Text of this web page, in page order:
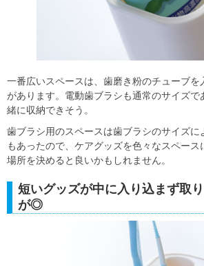
一番広いスペースは、歯磨き粉のチューブを
があります。電動歯ブラシも通常のサイズで
緒に収納できそう。
歯ブラシ用のスペースは歯ブラシのサイズに
もあったので、ケアグッズを色々なスペース
場所を決めると良いかもしれません。
短いグッズが中に入り込まず取
が◎